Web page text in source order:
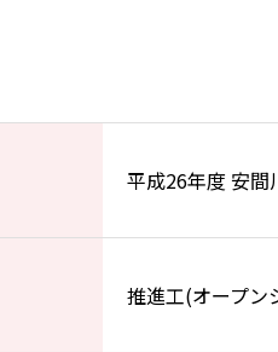
平成26年度 安
推進工(オープン